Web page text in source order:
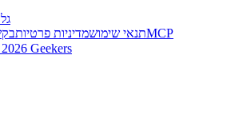
מדיניות פרטיותתנאי שימושMCP
Geekers